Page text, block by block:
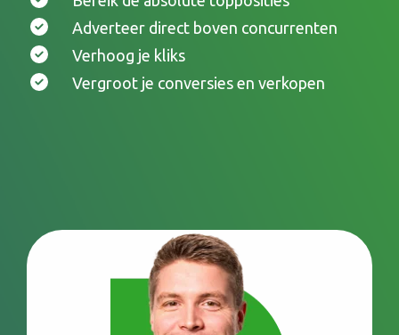
Adverteer direct boven concurrenten
Verhoog je kliks
Vergroot je conversies en verkopen